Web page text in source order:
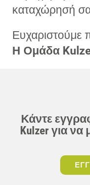
καταχώρησή
Ευχαριστούμε
Η Ομάδα
Κάντε
Kulzer για να